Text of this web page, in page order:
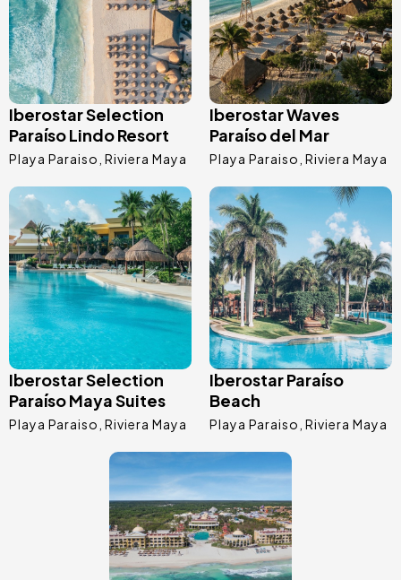
Iberostar Selection
Paraíso Lindo Resort
Playa Paraiso Riviera Maya
Iberostar Waves
Paraíso del Mar
Playa Paraiso Riviera Maya
Immagine
Iberostar Selection
Paraíso Maya Suites
Playa Paraiso Riviera Maya
Immagine
Iberostar Paraíso
Beach
Playa Paraiso Riviera Maya
Immagine